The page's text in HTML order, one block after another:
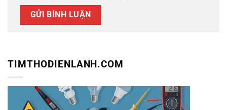
TIMTHODIENLANH.COM